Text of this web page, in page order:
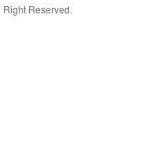
Reserved.